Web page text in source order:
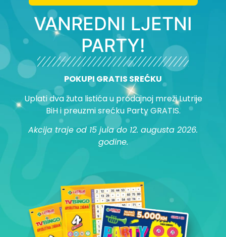
VANREDNI LJETNI
PARTY!
POKUPI GRATIS SREĆKU
Uplati dva žuta listića u prodajnoj mreži Lutrije
BiH i preuzmi srećku Party GRATIS.
Akcija traje od 15 jula do 12. augusta 2026.
godine.